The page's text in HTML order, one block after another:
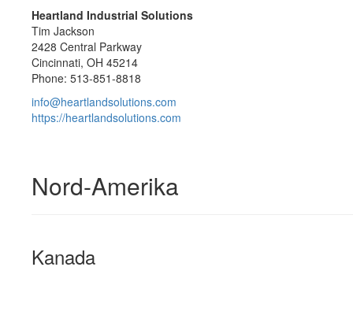
Heartland Industrial Solutions
Tim Jackson
2428 Central Parkway
Cincinnati, OH 45214
Phone: 513-851-8818
info@heartlandsolutions.com
https://heartlandsolutions.com
Nord-Amerika
Kanada